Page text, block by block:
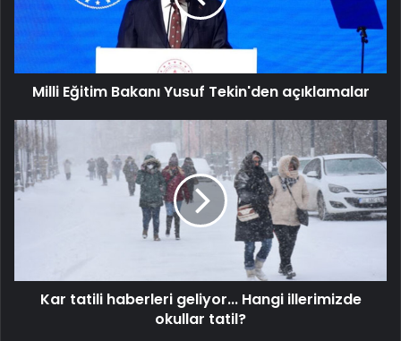
Milli Eğitim Bakanı Yusuf Tekin'den açıklamalar
Kar
tatili
haberleri
geliyor...
Hangi
Kar tatili haberleri geliyor... Hangi illerimizde
okullar tatil?